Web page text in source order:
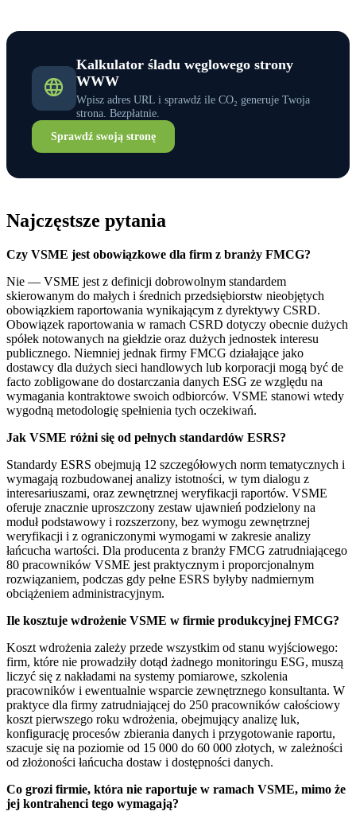
Kalkulator śladu węglowego strony
WWW
Wpisz adres URL i sprawdź ile CO₂ generuje Twoja
strona. Bezpłatnie.
Sprawdź swoją stronę
Najczęstsze pytania
Czy VSME jest obowiązkowe dla firm z branży FMCG?
Nie — VSME jest z definicji dobrowolnym standardem
skierowanym do małych i średnich przedsiębiorstw nieobjętych
obowiązkiem raportowania wynikającym z dyrektywy CSRD.
Obowiązek raportowania w ramach CSRD dotyczy obecnie dużych
spółek notowanych na giełdzie oraz dużych jednostek interesu
publicznego. Niemniej jednak firmy FMCG działające jako
dostawcy dla dużych sieci handlowych lub korporacji mogą być de
facto zobligowane do dostarczania danych ESG ze względu na
wymagania kontraktowe swoich odbiorców. VSME stanowi wtedy
wygodną metodologię spełnienia tych oczekiwań.
Jak VSME różni się od pełnych standardów ESRS?
Standardy ESRS obejmują 12 szczegółowych norm tematycznych i
wymagają rozbudowanej analizy istotności, w tym dialogu z
interesariuszami, oraz zewnętrznej weryfikacji raportów. VSME
oferuje znacznie uproszczony zestaw ujawnień podzielony na
moduł podstawowy i rozszerzony, bez wymogu zewnętrznej
weryfikacji i z ograniczonymi wymogami w zakresie analizy
łańcucha wartości. Dla producenta z branży FMCG zatrudniającego
80 pracowników VSME jest praktycznym i proporcjonalnym
rozwiązaniem, podczas gdy pełne ESRS byłyby nadmiernym
obciążeniem administracyjnym.
Ile kosztuje wdrożenie VSME w firmie produkcyjnej FMCG?
Koszt wdrożenia zależy przede wszystkim od stanu wyjściowego:
firm, które nie prowadziły dotąd żadnego monitoringu ESG, muszą
liczyć się z nakładami na systemy pomiarowe, szkolenia
pracowników i ewentualnie wsparcie zewnętrznego konsultanta. W
praktyce dla firmy zatrudniającej do 250 pracowników całościowy
koszt pierwszego roku wdrożenia, obejmujący analizę luk,
konfigurację procesów zbierania danych i przygotowanie raportu,
szacuje się na poziomie od 15 000 do 60 000 złotych, w zależności
od złożoności łańcucha dostaw i dostępności danych.
Co grozi firmie, która nie raportuje w ramach VSME, mimo że
jej kontrahenci tego wymagają?